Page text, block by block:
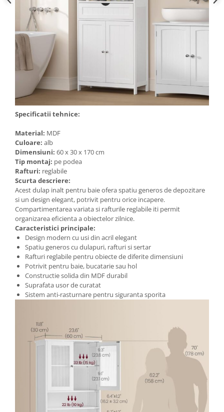
Specificatii tehnice:
Material: MDF
Culoare: alb
Dimensiuni: 60 x 30 x 170 cm
Tip montaj: pe podea
Rafturi: reglabile
Scurta descriere:
Acest dulap inalt pentru baie ofera spatiu generos de depozitare
si un design elegant, potrivit pentru orice incapere.
Compartimentarea variata si rafturile reglabile iti permit
organizarea eficienta a obiectelor zilnice.
Caracteristici principale:
Design modern cu usi din acril elegant
Spatiu generos cu dulapuri, rafturi si sertar
Rafturi reglabile pentru obiecte de diferite dimensiuni
Potrivit pentru baie, bucatarie sau hol
Constructie solida din MDF durabil
Suprafata usor de curatat
Sistem anti-rasturnare pentru siguranta sporita